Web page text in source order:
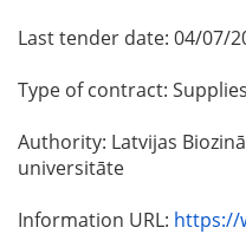
Last tender date: 04/07/
Type of contract: Supplies
Authority: Latvijas
universitāte
Information URL: https://